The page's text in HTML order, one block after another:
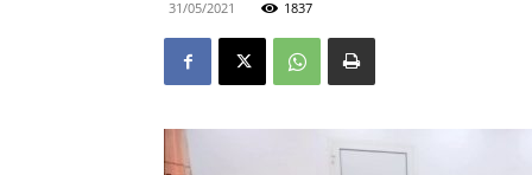
31/05/2021 1837